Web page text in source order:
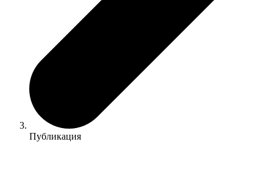
Публикация